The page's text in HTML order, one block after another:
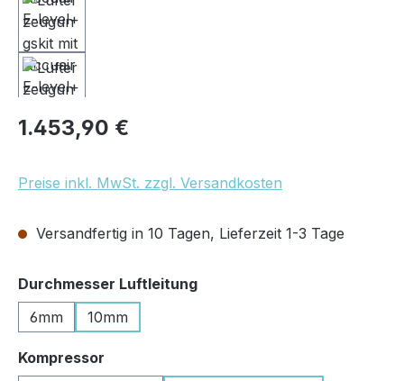
Regulärer Preis:
1.453,90 €
Preise inkl. MwSt. zzgl. Versandkosten
Versandfertig in 10 Tagen, Lieferzeit 1-3 Tage
Durchmesser Luftleitungauswählen
6mm
10mm
Kompressor